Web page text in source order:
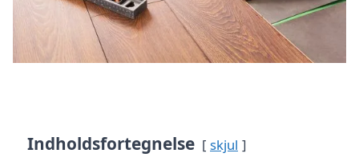
Indholdsfortegnelse skjul